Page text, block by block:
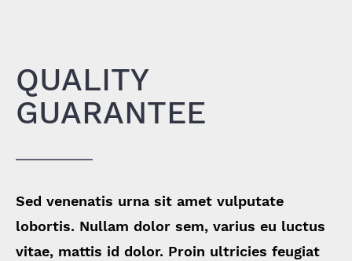
QUALITY
GUARANTEE
Sed venenatis urna sit amet vulputate
lobortis. Nullam dolor sem, varius eu luctus
vitae, mattis id dolor. Proin ultricies feugiat